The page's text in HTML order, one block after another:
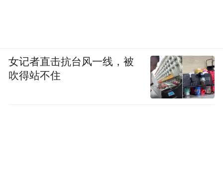
女记者直击抗台风一线，被
吹得站不住